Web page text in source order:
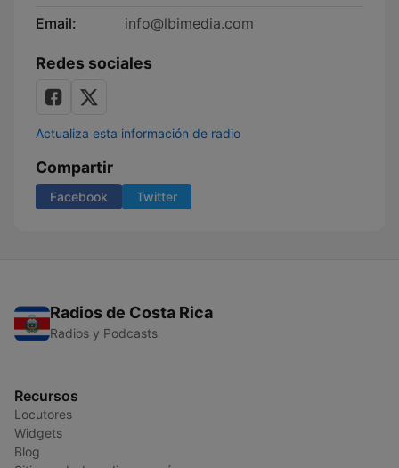
Email:
info@lbimedia.com
Redes sociales
Actualiza esta información de radio
Compartir
Facebook Twitter
Radios de Costa Rica
Radios y Podcasts
Recursos
Locutores
Widgets
Blog